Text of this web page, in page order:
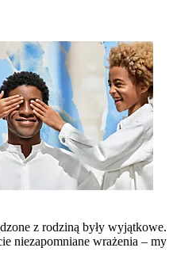
z rodziną były wyjątkowe.
niezapomniane wrażenia – my